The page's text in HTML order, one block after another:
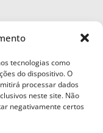
tecnologias como
do dispositivo. O
processar dados
neste site. Não
negativamente certos